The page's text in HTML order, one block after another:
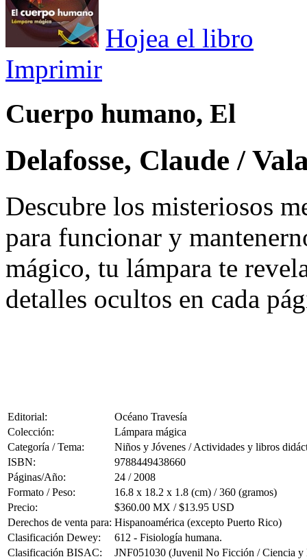
Hojea el libro
Imprimir
Cuerpo humano, El
Delafosse, Claude /
Descubre los misteriosos
para funcionar y
mágico, tu lámpara te
detalles ocultos en cada
Editorial:
Océano Travesía
Colección:
Lámpara mágica
Categoría / Tema:
Niños y Jóvenes / Actividades y libros
ISBN:
9788449438660
Páginas/Año:
24 / 2008
Formato / Peso:
16.8 x 18.2 x 1.8 (cm) / 360 (gramos)
Precio:
$360.00 MX / $13.95 USD
Derechos de venta para: Hispanoamérica (excepto Puerto Rico)
Clasificación Dewey:
612 - Fisiología humana.
Clasificación BISAC:
JNF051030 (Juvenil No Ficción / Ciencia